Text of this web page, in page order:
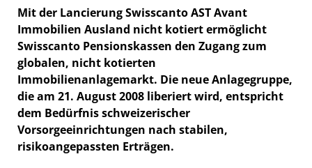
Mit der Lancierung Swisscanto AST Avant
Immobilien Ausland nicht kotiert ermöglicht
Swisscanto Pensionskassen den Zugang zum
globalen, nicht kotierten
Immobilienanlagemarkt. Die neue Anlagegruppe,
die am 21. August 2008 liberiert wird, entspricht
dem Bedürfnis schweizerischer
Vorsorgeeinrichtungen nach stabilen,
risikoangepassten Erträgen.